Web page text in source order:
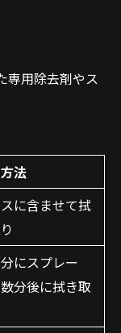
専用除去剤やス
法
に含ませて拭
にスプレー
分後に拭き取